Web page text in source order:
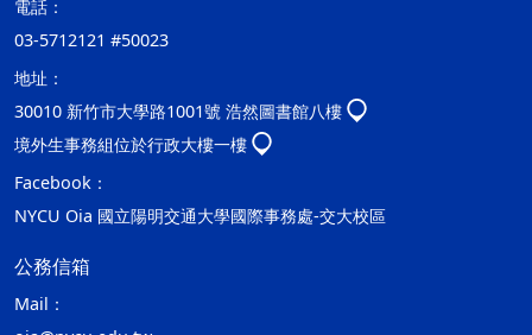
電話：
03-5712121 #50023
地址：
30010 新竹市大學路1001號 浩然圖書館八樓
境外生事務組位於行政大樓一樓
Facebook：
NYCU Oia 國立陽明交通大學國際事務處-交大校區
公務信箱
Mail：